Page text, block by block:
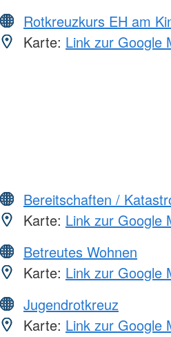
Rotkreuzkurs EH am
Karte: Link zur Google
Bereitschaften /
Karte: Link zur Google
Betreutes Wohnen
Karte: Link zur Google
Jugendrotkreuz
Karte: Link zur Google